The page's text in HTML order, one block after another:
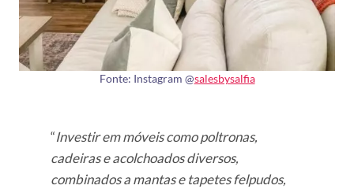
Fonte: Instagram @salesbysalfia
“Investir em móveis como poltronas,
cadeiras e acolchoados diversos,
combinados a mantas e tapetes felpudos,